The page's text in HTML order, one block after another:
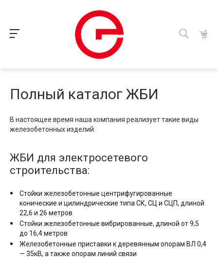
Полный каталог ЖБИ
В настоящее время наша компания реализует такие виды
железобетонных изделий:
ЖБИ для электросетевого
строительства:
Стойки железобетонные центрифугированные
конические и цилиндрические типа СК, СЦ и СЦП, длиной
22,6 и 26 метров
Стойки железобетонные вибрированные, длиной от 9,5
до 16,4 метров
Железобетонные приставки к деревянным опорам ВЛ 0,4
— 35кВ, а также опорам линий связи